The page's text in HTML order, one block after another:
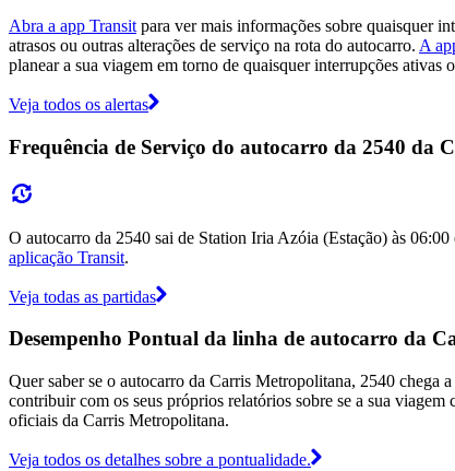
Abra a app Transit para ver mais informações sobre quaisquer
atrasos ou outras alterações de serviço na rota do autocarro. A
planear a sua viagem em torno de quaisquer interrupções ativas
Veja todos os alertas
Frequência de Serviço do autocarro da 2540 da
O autocarro da 2540 sai de Station Iria Azóia (Estação) às
aplicação Transit.
Veja todas as partidas
Desempenho Pontual da linha de autocarro da
Quer saber se o autocarro da Carris Metropolitana, 2540 chega
contribuir com os seus próprios relatórios sobre se a sua
oficiais da Carris Metropolitana.
Veja todos os detalhes sobre a pontualidade.